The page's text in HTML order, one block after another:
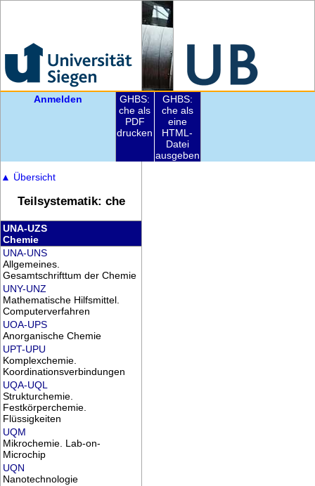
Anmelden
GHBS:
che als
PDF
drucken
GHBS:
che als
eine
HTML-
Datei
ausgeben
▲ Übersicht
Teilsystematik: che
UNA-UZS
Chemie
UNA-UNS
Allgemeines.
Gesamtschrifttum der Chemie
UNY-UNZ
Mathematische Hilfsmittel.
Computerverfahren
UOA-UPS
Anorganische Chemie
UPT-UPU
Komplexchemie.
Koordinationsverbindungen
UQA-UQL
Strukturchemie.
Festkörperchemie.
Flüssigkeiten
UQM
Mikrochemie. Lab-on-
Microchip
UQN
Nanotechnologie